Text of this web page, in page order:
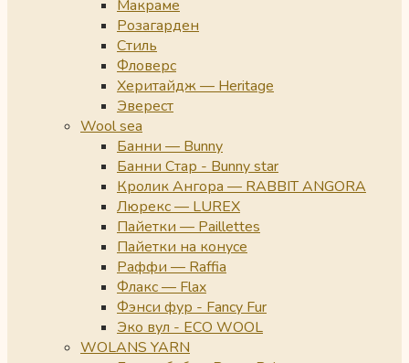
Макраме
Розагарден
Стиль
Фловерс
Херитайдж — Heritage
Эверест
Wool sea
Банни — Bunny
Банни Стар - Bunny star
Кролик Ангора — RABBIT ANGORA
Люрекс — LUREX
Пайетки — Paillettes
Пайетки на конусе
Раффи — Raffia
Флакс — Flax
Фэнси фур - Fancy Fur
Эко вул - ECO WOOL
WOLANS YARN